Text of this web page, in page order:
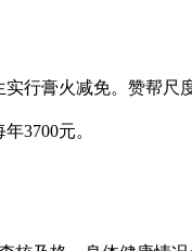
行膏火减免。赞帮尺
3700元。